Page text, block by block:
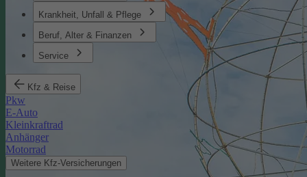
Krankheit, Unfall & Pflege
Beruf, Alter & Finanzen
Service
Kfz & Reise
Pkw
E-Auto
Kleinkraftrad
Anhänger
Motorrad
Weitere Kfz-Versicherungen